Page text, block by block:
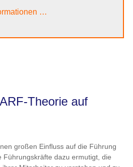
…
Theorie auf
großen Einfluss auf die Führung
Führungskräfte dazu ermutigt, die